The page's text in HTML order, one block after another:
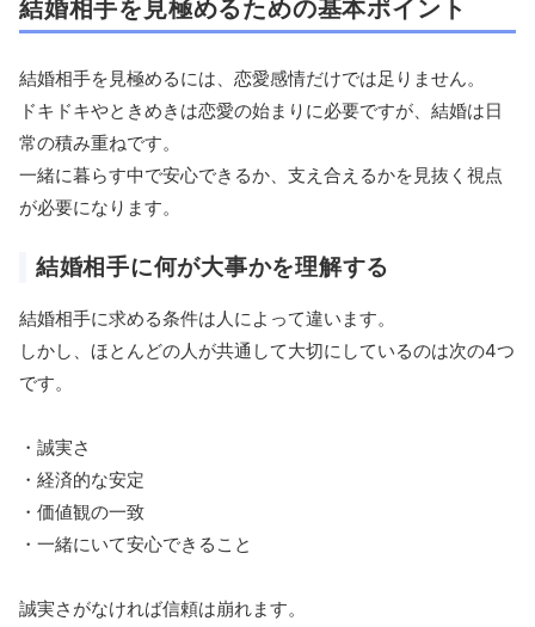
結婚相手を見極めるための基本ポイント
結婚相手を見極めるには、恋愛感情だけでは足りません。
ドキドキやときめきは恋愛の始まりに必要ですが、結婚は日
常の積み重ねです。
一緒に暮らす中で安心できるか、支え合えるかを見抜く視点
が必要になります。
結婚相手に何が大事かを理解する
結婚相手に求める条件は人によって違います。
しかし、ほとんどの人が共通して大切にしているのは次の4つ
です。
・誠実さ
・経済的な安定
・価値観の一致
・一緒にいて安心できること
誠実さがなければ信頼は崩れます。